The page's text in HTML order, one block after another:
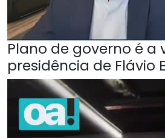
Plano de governo é a
presidência de Flávio